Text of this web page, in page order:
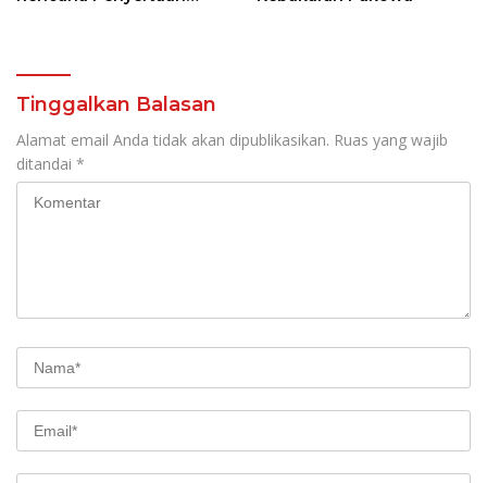
Tinggalkan Balasan
Alamat email Anda tidak akan dipublikasikan. Ruas yang wajib
ditandai *